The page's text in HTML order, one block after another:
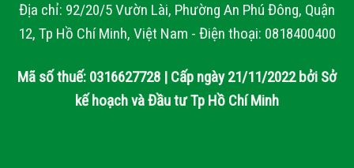
Địa chỉ: 92/20/5 Vườn Lài, Phường An Phú Đông, Quận
12, Tp Hồ Chí Minh, Việt Nam - Điện thoại: 0818400400
Mã số thuế: 0316627728 | Cấp ngày 21/11/2022 bởi Sở
kế hoạch và Đầu tư Tp Hồ Chí Minh